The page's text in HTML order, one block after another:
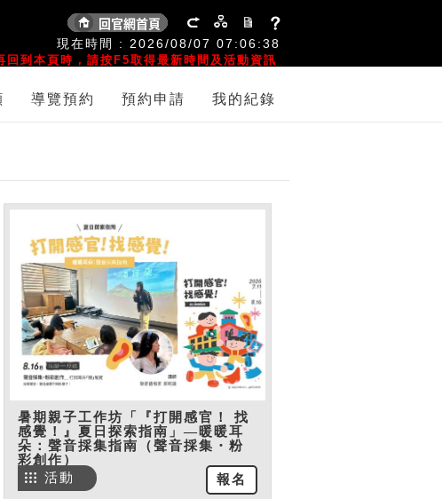
現在時間 : 2026/08/07 07:06:38
回到本頁時，請按F5取得最新時間及活動資訊
導覽預約 預約申請 我的紀錄
暑期親子工作坊「『打開感官！ 找
感覺！』夏日探索指南」—暖暖耳
朵：聲音採集指南（聲音採集・粉
彩創作）
報名
活動